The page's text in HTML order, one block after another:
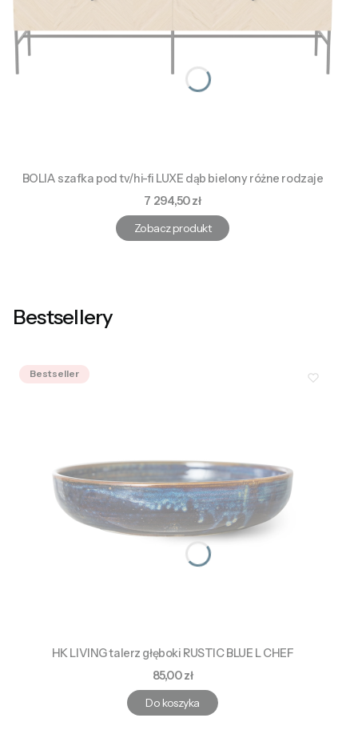
BOLIA szafka pod tv/hi-fi LUXE dąb bielony różne rodzaje
Cena
7 294,50 zł
Zobacz produkt
Bestsellery
Bestseller
HK LIVING talerz głęboki RUSTIC BLUE L CHEF
Cena
85,00 zł
Do koszyka